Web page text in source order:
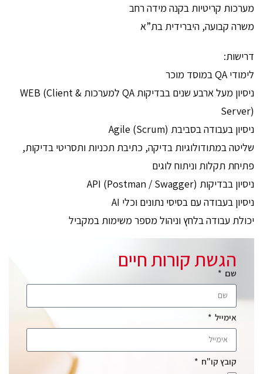
מערכות קריטיות בקנה מידה רחב
משרה קבועה, היברידית בת”א
דרישות:
לימודי QA במוסד מוכר
ניסיון מעל ארבע שנים בבדיקות QA למערכות WEB (Client &
Server)
ניסיון בעבודה בסביבת Agile (Scrum)
שליטה במתודולוגיות בדיקה, כתיבת תכניות ותסריטי בדיקות,
פתיחת תקלות וניתוח לוגים
ניסיון בבדיקות API (Postman / Swagger)
ניסיון בעבודה עם בסיסי נתונים וכלי AI
יכולת עבודה בלחץ וניהול מספר משימות במקביל
הגשת קורות חיים
שם
אימייל
קובץ קו"ח